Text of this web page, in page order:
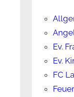
Ev.
Ev.
FC